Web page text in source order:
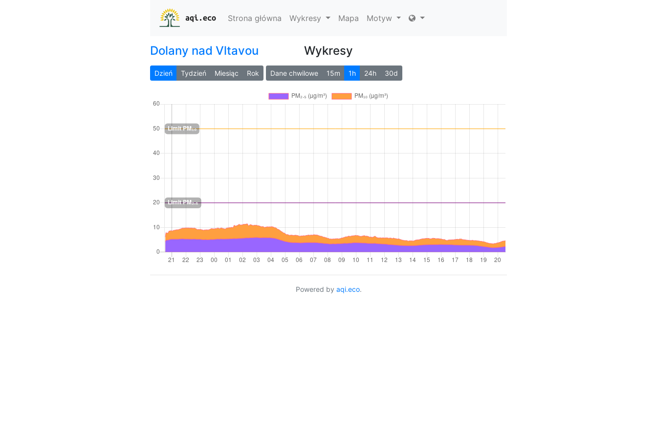
aqi.eco Strona główna Wykresy Mapa Motyw
Dolany nad Vltavou Wykresy
Dzień Tydzień Miesiąc Rok Dane chwilowe 15m 1h 24h 30d
Powered by aqi.eco.